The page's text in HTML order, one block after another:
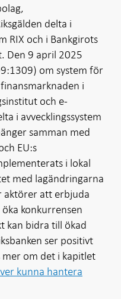
delta i
RIX och i Bankgirots
Den 9 april 2025
om system för
i
och e-
i avvecklingssystem
samman med
EU:s
i lokal
med lagändringarna
att erbjuda
konkurrensen
kan bidra till ökad
ser positivt
mer om det i kapitlet
kunna hantera